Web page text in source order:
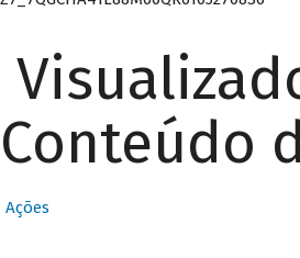
Conteúdo
Ações